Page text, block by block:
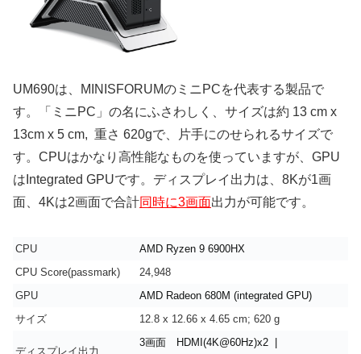
UM690は、MINISFORUMのミニPCを代表する製品で
す。「ミニPC」の名にふさわしく、サイズは約 13 cm x
13cm x 5 cm, 重さ 620gで、片手にのせられるサイズで
す。CPUはかなり高性能なものを使っていますが、GPU
はIntegrated GPUです。ディスプレイ出力は、8Kが1画
面、4Kは2画面で合計同時に3画面出力が可能です。
CPU
AMD Ryzen 9 6900HX
CPU Score(passmark)
24,948
GPU
AMD Radeon 680M (integrated GPU)
サイズ
12.8 x 12.66 x 4.65 cm; 620 g
ディスプレイ出力
3画面 HDMI(4K@60Hz)x2 |